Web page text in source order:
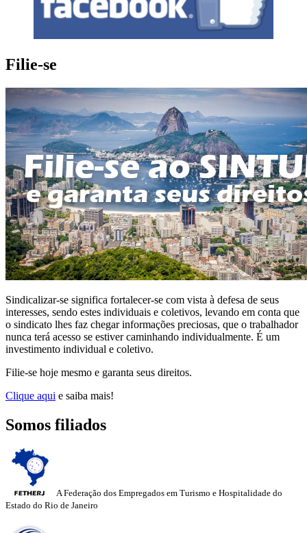
Filie-se
Sindicalizar-se significa fortalecer-se com vista à defesa de seus
interesses, sendo estes individuais e coletivos, levando em conta que
o sindicato lhes faz chegar informações preciosas, que o trabalhador
nunca terá acesso se estiver caminhando individualmente. É um
investimento individual e coletivo.
Filie-se hoje mesmo e garanta seus direitos.
Clique aqui e saiba mais!
Somos filiados
A Federação dos Empregados em Turismo e Hospitalidade do
Estado do Rio de Janeiro